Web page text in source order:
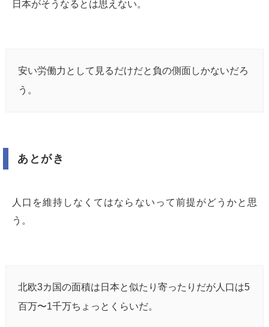
日本がそうなるとは思えない。
安い労働力として見るだけだと負の側面しかないだろ
う。
あとがき
人口を維持しなくてはならないって前提がどうかと思
う。
北欧3カ国の面積は日本と似たり寄ったりだが人口は5
百万〜1千万ちょっとくらいだ。